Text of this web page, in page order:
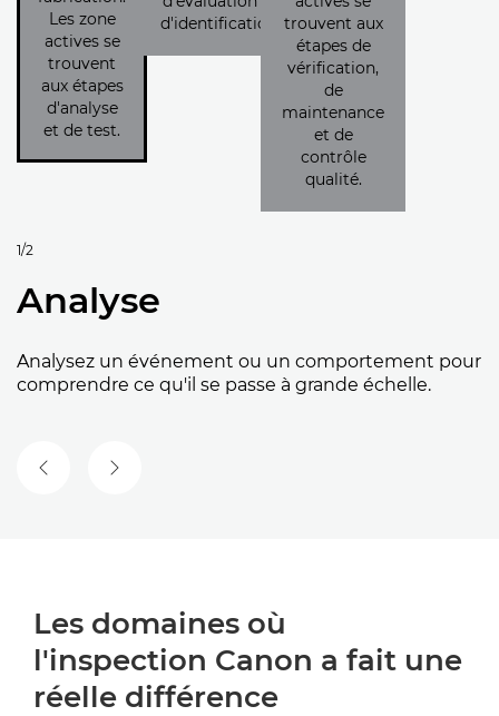
1/2
Analyse
Analysez un événement ou un comportement pour
comprendre ce qu'il se passe à grande échelle.
DIAPOSITIVE PRÉCÉDENTE
DIAPOSITIVE SUIVANTE
Les domaines où
l'inspection Canon a fait une
réelle différence